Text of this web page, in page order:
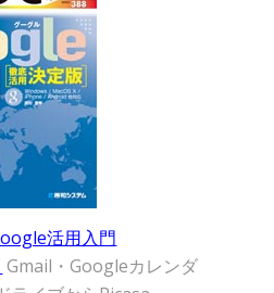
活用入門
Gmail・Googleカレンダ